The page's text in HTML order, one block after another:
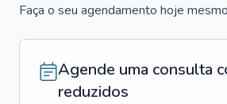
Faça o seu agendamento hoje
Agende uma consulta
reduzidos